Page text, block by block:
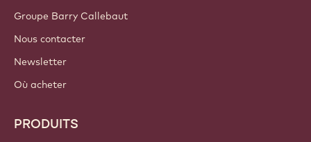
Groupe Barry Callebaut
Nous contacter
Newsletter
Où acheter
PRODUITS